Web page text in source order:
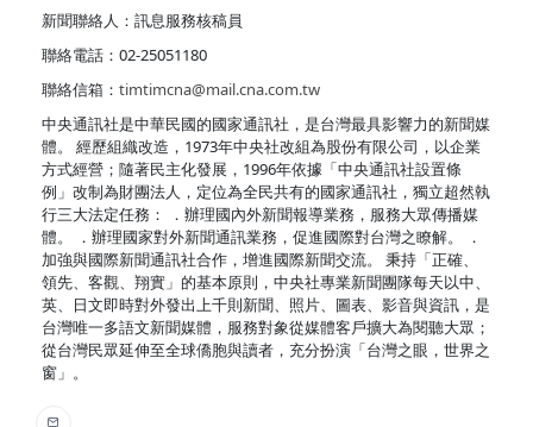
新聞聯絡人：訊息服務核稿員
聯絡電話：02-25051180
聯絡信箱： timtimcna@mail.cna.com.tw
中央通訊社是中華民國的國家通訊社，是台灣最具影響力的新聞媒
體。 經歷組織改造，1973年中央社改組為股份有限公司，以企業
方式經營；隨著民主化發展，1996年依據「中央通訊社設置條
例」改制為財團法人，定位為全民共有的國家通訊社，獨立超然執
行三大法定任務： ．辦理國內外新聞報導業務，服務大眾傳播媒
體。 ．辦理國家對外新聞通訊業務，促進國際對台灣之瞭解。 ．
加強與國際新聞通訊社合作，增進國際新聞交流。 秉持「正確、
領先、客觀、翔實」的基本原則，中央社專業新聞團隊每天以中、
英、日文即時對外發出上千則新聞、照片、圖表、影音與資訊，是
台灣唯一多語文新聞媒體，服務對象從媒體客戶擴大為閱聽大眾；
從台灣民眾延伸至全球僑胞與讀者，充分扮演「台灣之眼，世界之
窗」。